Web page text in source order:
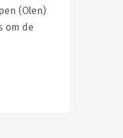
(Olen)
om de